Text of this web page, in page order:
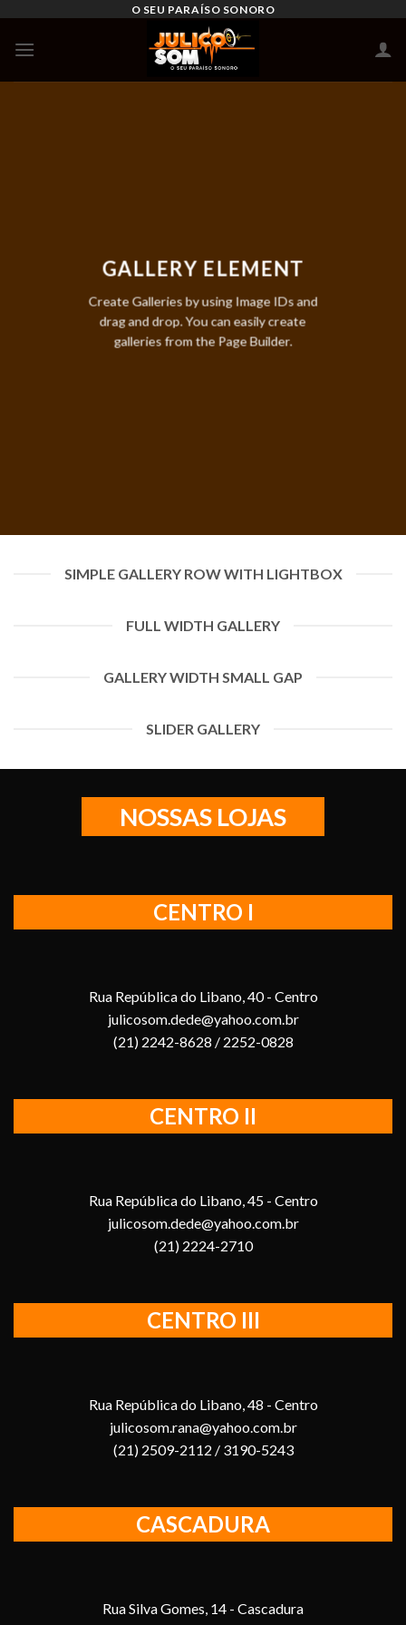
content
O SEU PARAÍSO SONORO
GALLERY ELEMENT
Create Galleries by using Image IDs and
drag and drop. You can easily create
galleries from the Page Builder.
SIMPLE GALLERY ROW WITH LIGHTBOX
FULL WIDTH GALLERY
GALLERY WIDTH SMALL GAP
SLIDER GALLERY
NOSSAS LOJAS
CENTRO I
Rua República do Libano, 40 - Centro
julicosom.dede@yahoo.com.br
(21) 2242-8628 / 2252-0828
CENTRO II
Rua República do Libano, 45 - Centro
julicosom.dede@yahoo.com.br
(21) 2224-2710
CENTRO III
Rua República do Libano, 48 - Centro
julicosom.rana@yahoo.com.br
(21) 2509-2112 / 3190-5243
CASCADURA
Rua Silva Gomes, 14 - Cascadura